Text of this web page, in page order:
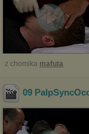
z chomika mafuta
09